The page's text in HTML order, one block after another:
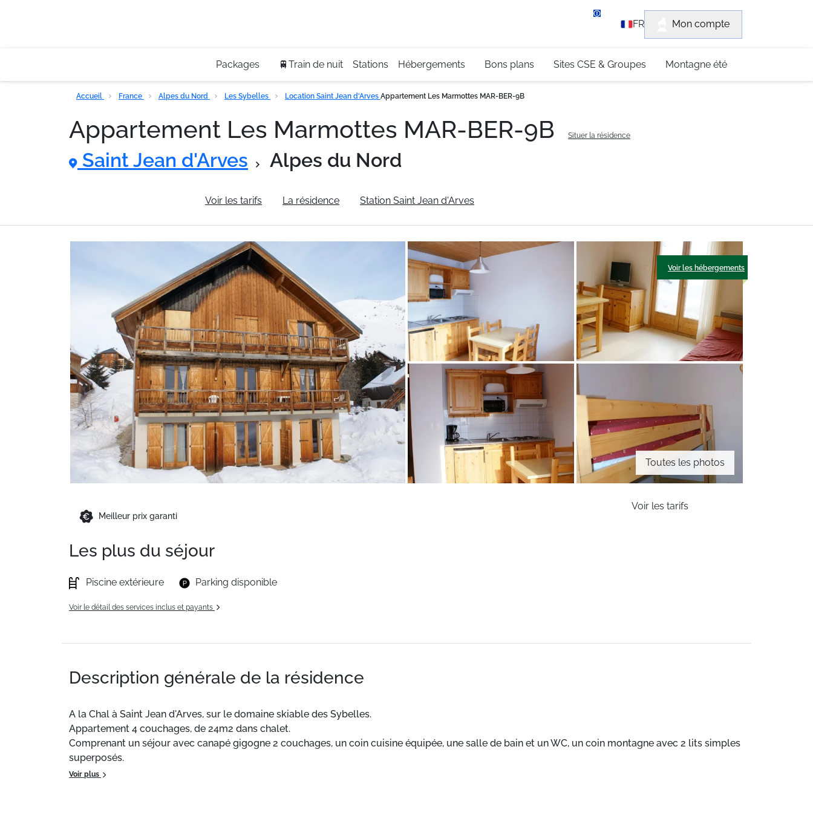
+33 (0)4 79 96 30 69
FR Mon compte
Packages 🚆Train de nuit Stations Hébergements Bons plans Sites CSE & Groupes Montagne été
Accueil France Alpes du Nord Les Sybelles Location Saint Jean d'Arves Appartement Les Marmottes MAR-BER-9B
Appartement Les Marmottes MAR-BER-9B Situer la résidence
Saint Jean d'Arves Alpes du Nord
Voir les tarifs La résidence Station Saint Jean d'Arves
Toutes les photos
Voir les hébergements
Meilleur prix garanti
Voir les tarifs
Les plus du séjour
Piscine extérieure Parking disponible
Voir le détail des services inclus et payants
Description générale de la résidence
A la Chal à Saint Jean d'Arves, sur le domaine skiable des Sybelles.
Appartement 4 couchages, de 24m2 dans chalet.
Comprenant un séjour avec canapé gigogne 2 couchages, un coin cuisine équipée, une salle de bain et un WC, un coin montagne avec 2 lits simples
superposés.
TV gratuite. Terrasse et casier à skis. Place de parking extérieure. Animaux acceptés sur demande avec supplément. Saison hiver 2024/2025 ménage
Voir plus